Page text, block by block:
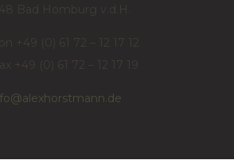
Bad Homburg v.d.H.
+49 (0) 61 72 – 12 17 12
+49 (0) 61 72 – 12 17 19